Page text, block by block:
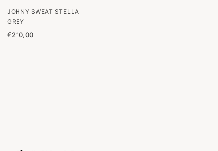
JOHNY SWEAT STELLA
GREY
€210,00